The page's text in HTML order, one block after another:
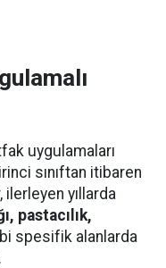
uygulamaları
sınıftan itibaren
yıllarda
pastacılık,
spesifik alanlarda